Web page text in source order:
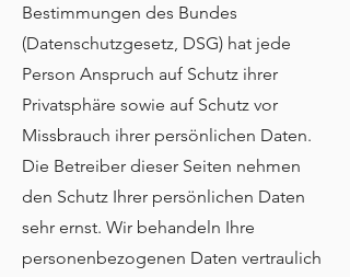
Bestimmungen des Bundes
(Datenschutzgesetz, DSG) hat jede
Person Anspruch auf Schutz ihrer
Privatsphäre sowie auf Schutz vor
Missbrauch ihrer persönlichen Daten.
Die Betreiber dieser Seiten nehmen
den Schutz Ihrer persönlichen Daten
sehr ernst. Wir behandeln Ihre
personenbezogenen Daten vertraulich